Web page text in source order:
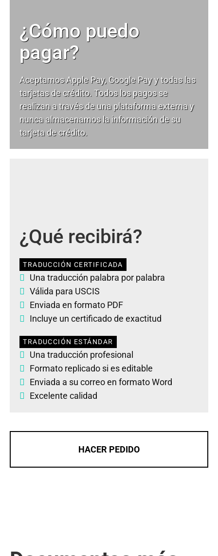
¿Cómo puedo
pagar?
Aceptamos Apple Pay, Google Pay y todas las
tarjetas de crédito. Todos los pagos se
realizan a través de una plataforma externa y
nunca almacenamos la información de su
tarjeta de crédito.
¿Qué recibirá?
TRADUCCIÓN CERTIFICADA
Una traducción palabra por palabra
Válida para USCIS
Enviada en formato PDF
Incluye un certificado de exactitud
TRADUCCIÓN ESTÁNDAR
Una traducción profesional
Formato replicado si es editable
Enviada a su correo en formato Word
Excelente calidad
HACER PEDIDO